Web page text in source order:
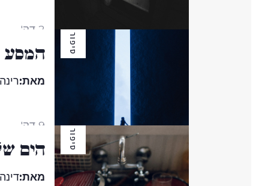
2 דק'
סיפור המסע
מאת:
9 דק'
סיפור הים
מאת: